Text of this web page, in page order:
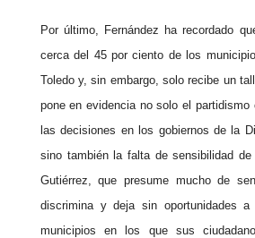
Por último, Fernández ha recordado
cerca del 45 por ciento de los
Toledo y, sin embargo, solo recibe un
pone en evidencia no solo el
las decisiones en los gobiernos de la
sino también la falta de sensibilidad
Gutiérrez, que presume mucho de
discrimina y deja sin oportunidades
municipios en los que sus